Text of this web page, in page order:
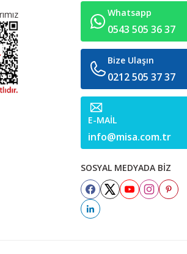
Whatsapp
0543 505 36 37
Bize Ulaşın
0212 505 37 37
E-MAİL
info@misa.com.tr
SOSYAL MEDYADA BİZ